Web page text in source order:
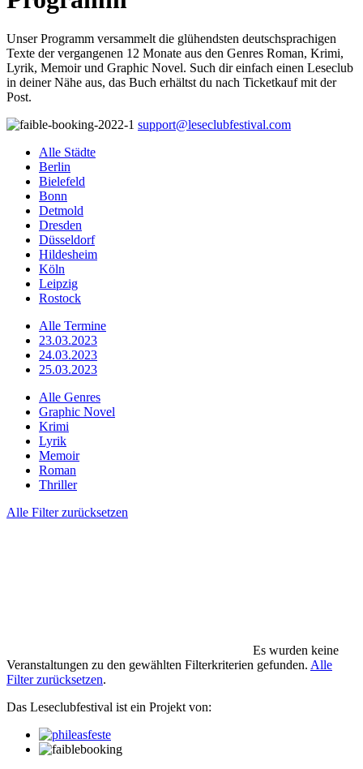
Unser Programm versammelt die glühendsten deutschsprachigen
Texte der vergangenen 12 Monate aus den Genres Roman, Krimi,
Lyrik, Memoir und Graphic Novel. Such dir einfach einen Leseclub
in deiner Nähe aus, das Buch erhältst du nach Ticketkauf mit der
Post.
support@leseclubfestival.com
Alle Städte
Berlin
Bielefeld
Bonn
Detmold
Dresden
Düsseldorf
Hildesheim
Köln
Leipzig
Rostock
Alle Termine
23.03.2023
24.03.2023
25.03.2023
Alle Genres
Graphic Novel
Krimi
Lyrik
Memoir
Roman
Thriller
Alle Filter zurücksetzen
Es wurden keine
Veranstaltungen zu den gewählten Filterkriterien gefunden. Alle
Filter zurücksetzen.
Das Leseclubfestival ist ein Projekt von: